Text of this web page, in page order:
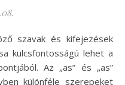
kulcsfontosságú lehet a
Az „as” és „as”
különféle szerepeket